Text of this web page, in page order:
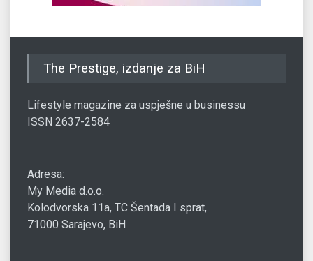
The Prestige, izdanje za BiH
Lifestyle magazine za uspješne u businessu
ISSN 2637-2584
Adresa:
My Media d.o.o.
Kolodvorska 11a, TC Šentada I sprat,
71000 Sarajevo, BiH